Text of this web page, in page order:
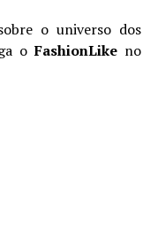
o universo dos
oFashionLike no